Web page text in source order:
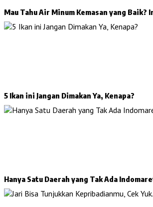
Mau Tahu Air Minum Kemasan yang
5 Ikan ini Jangan Dimakan Ya, Kenapa?
Hanya Satu Daerah yang Tak Ada